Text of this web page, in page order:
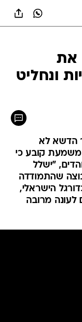
את
ונחליט
הדשא לא
קובע כי
"ישלל
שהתמודדה
הישראלי,
לעונה מרובה